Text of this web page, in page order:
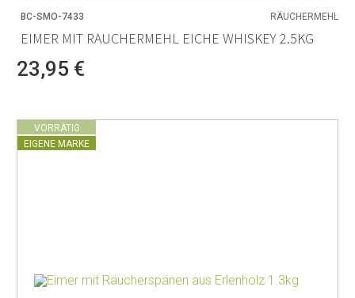
BC-SMO-7433 RÄUCHERMEHL
EIMER MIT RAUCHERMEHL EICHE WHISKEY 2.5KG
23,95 €
VORRÄTIG
EIGENE MARKE